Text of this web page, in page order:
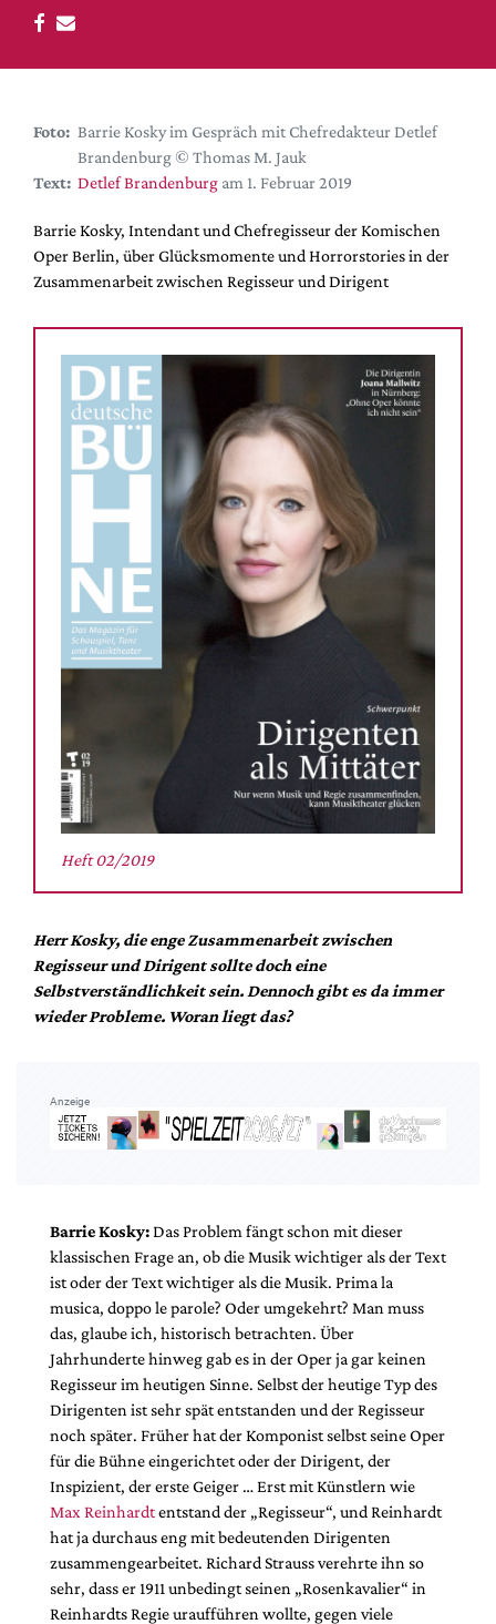
DdB-map
Festival-Planer
Hefte
Leseproben
Podcast
Service
Shop / Abo
Newsletter
Redaktion
Autor:innen
Partner
Mediadaten
Suche
Foto: Barrie Kosky im Gespräch mit Chefredakteur Detlef
Brandenburg © Thomas M. Jauk
Text: Detlef Brandenburg am 1. Februar 2019
Barrie Kosky, Intendant und Chefregisseur der Komischen
Oper Berlin, über Glücksmomente und Horrorstories in der
Zusammenarbeit zwischen Regisseur und Dirigent
Heft 02/2019
Herr Kosky, die enge Zusammenarbeit zwischen
Regisseur und Dirigent sollte doch eine
Selbstverständlichkeit sein. Dennoch gibt es da immer
wieder Probleme. Woran liegt das?
Anzeige
Barrie Kosky:Das Problem fängt schon mit dieser
klassischen Frage an, ob die Musik wichtiger als der Text
ist oder der Text wichtiger als die Musik. Prima la
musica, doppo le parole? Oder umgekehrt? Man muss
das, glaube ich, historisch betrachten. Über
Jahrhunderte hinweg gab es in der Oper ja gar keinen
Regisseur im heutigen Sinne. Selbst der heutige Typ des
Dirigenten ist sehr spät entstanden und der Regisseur
noch später. Früher hat der Komponist selbst seine Oper
für die Bühne eingerichtet oder der Dirigent, der
Inspizient, der erste Geiger … Erst mit Künstlern wie
Max Reinhardtentstand der „Regisseur“, und Reinhardt
hat ja durchaus eng mit bedeutenden Dirigenten
zusammengearbeitet. Richard Strauss verehrte ihn so
sehr, dass er 1911 unbedingt seinen „Rosenkavalier“ in
Reinhardts Regie uraufführen wollte, gegen viele